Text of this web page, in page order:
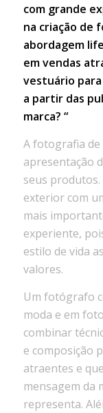
com grande
na criação de
abordagem
em vendas
vestuário
a partir das
marca? “
A fotografia de
apresentação
seus
exterior com
mais
experiente,
estilo de vida
valores.
Um fotógrafo
moda e em
combinar
e composição
atraentes e
mensagem da
representa.